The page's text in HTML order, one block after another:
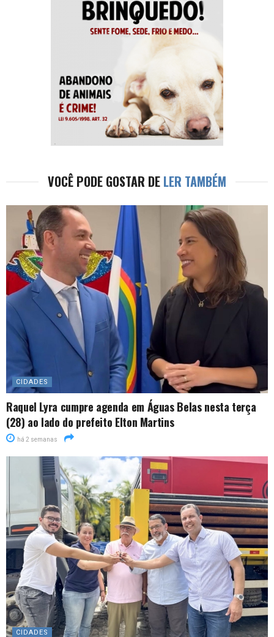
VOCÊ PODE GOSTAR DE LER TAMBÉM
CIDADES
Raquel Lyra cumpre agenda em Águas Belas nesta terça
(28) ao lado do prefeito Elton Martins
há 2 semanas
CIDADES